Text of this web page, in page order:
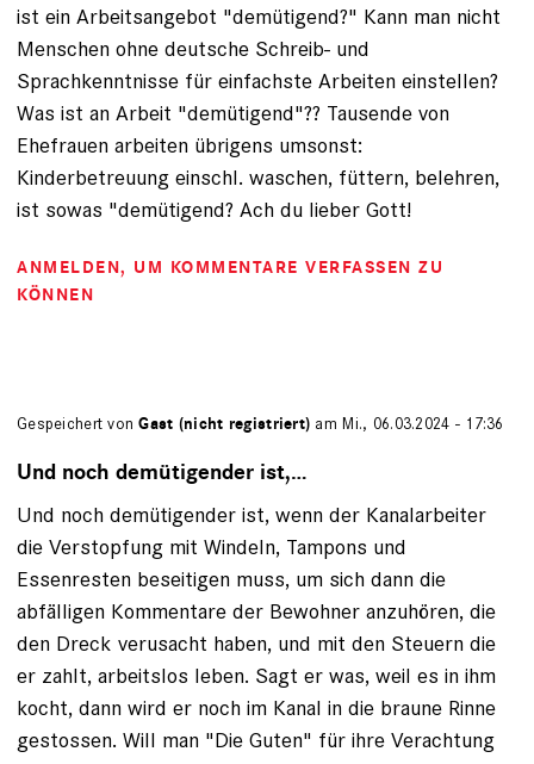
ist ein Arbeitsangebot "demütigend?" Kann man nicht
Menschen ohne deutsche Schreib- und
Sprachkenntnisse für einfachste Arbeiten einstellen?
Was ist an Arbeit "demütigend"?? Tausende von
Ehefrauen arbeiten übrigens umsonst:
Kinderbetreuung einschl. waschen, füttern, belehren,
ist sowas "demütigend? Ach du lieber Gott!
ANMELDEN, UM KOMMENTARE VERFASSEN ZU
KÖNNEN
Gespeichert vonGast (nicht registriert) am Mi., 06.03.2024 - 17:36
Und noch demütigender ist,…
Und noch demütigender ist, wenn der Kanalarbeiter
die Verstopfung mit Windeln, Tampons und
Essenresten beseitigen muss, um sich dann die
abfälligen Kommentare der Bewohner anzuhören, die
den Dreck verusacht haben, und mit den Steuern die
er zahlt, arbeitslos leben. Sagt er was, weil es in ihm
kocht, dann wird er noch im Kanal in die braune Rinne
gestossen. Will man "Die Guten" für ihre Verachtung